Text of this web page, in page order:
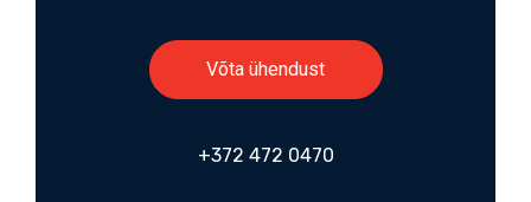
Võta ühendust
+372 472 0470